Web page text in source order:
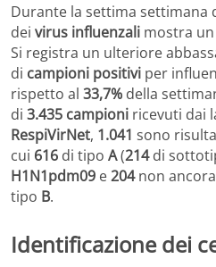
Durante la settima settimana
dei virus influenzali mostra
Si registra un ulteriore
di campioni positivi per
rispetto al 33,7% della
di 3.435 campioni ricevuti dai
RespiVirNet, 1.041 sono
cui 616 di tipo A(214di
H1N1pdm09 e204non
tipo B.
Identificazione dei